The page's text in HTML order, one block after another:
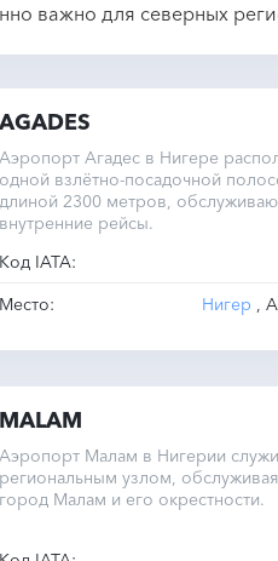
важно для северных
AGADES
Аэропорт Агадес в Нигере
одной взлётно-посадочной
длиной 2300 метров,
внутренние рейсы.
Код IATA:
Место:
Нигер ,
MALAM
Аэропорт Малам в Нигерии
региональным узлом, обслуживая
город Малам и его окрестности.